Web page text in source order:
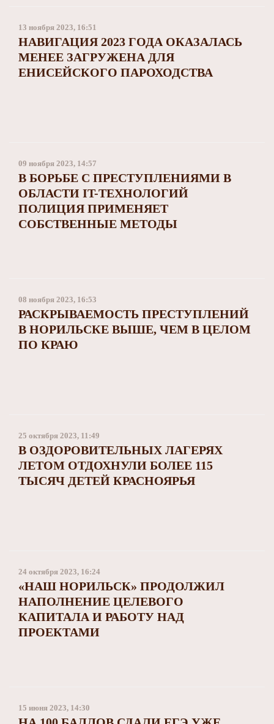
13 ноября 2023, 16:51
НАВИГАЦИЯ 2023 ГОДА ОКАЗАЛАСЬ
МЕНЕЕ ЗАГРУЖЕНА ДЛЯ
ЕНИСЕЙСКОГО ПАРОХОДСТВА
09 ноября 2023, 14:57
В БОРЬБЕ С ПРЕСТУПЛЕНИЯМИ В
ОБЛАСТИ IT-ТЕХНОЛОГИЙ
ПОЛИЦИЯ ПРИМЕНЯЕТ
СОБСТВЕННЫЕ МЕТОДЫ
08 ноября 2023, 16:53
РАСКРЫВАЕМОСТЬ ПРЕСТУПЛЕНИЙ
В НОРИЛЬСКЕ ВЫШЕ, ЧЕМ В ЦЕЛОМ
ПО КРАЮ
25 октября 2023, 11:49
В ОЗДОРОВИТЕЛЬНЫХ ЛАГЕРЯХ
ЛЕТОМ ОТДОХНУЛИ БОЛЕЕ 115
ТЫСЯЧ ДЕТЕЙ КРАСНОЯРЬЯ
24 октября 2023, 16:24
«НАШ НОРИЛЬСК» ПРОДОЛЖИЛ
НАПОЛНЕНИЕ ЦЕЛЕВОГО
КАПИТАЛА И РАБОТУ НАД
ПРОЕКТАМИ
15 июня 2023, 14:30